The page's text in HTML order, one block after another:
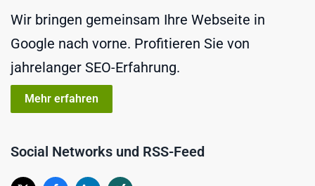
Wir bringen gemeinsam Ihre Webseite in
Google nach vorne. Profitieren Sie von
jahrelanger SEO-Erfahrung.
Mehr erfahren
Social Networks und RSS-Feed